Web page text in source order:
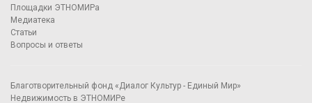
Площадки ЭТНОМИРа
Медиатека
Статьи
Вопросы и ответы
Благотворительный фонд «Диалог Культур - Единый Мир»
Недвижимость в ЭТНОМИРе